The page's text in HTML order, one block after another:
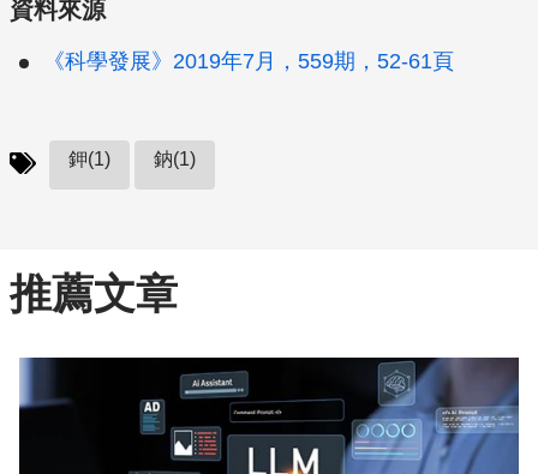
資料來源
《科學發展》2019年7月，559期，52-61頁
鉀(1) 鈉(1)
推薦文章